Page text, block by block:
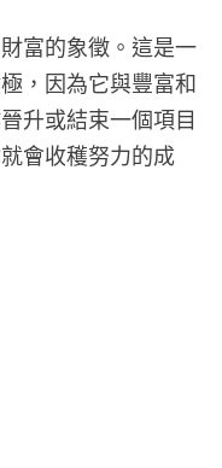
富的象徵。這是一
，因為它與豐富和
升或結束一個項目
會收穫努力的成